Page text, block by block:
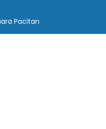
Pacitan